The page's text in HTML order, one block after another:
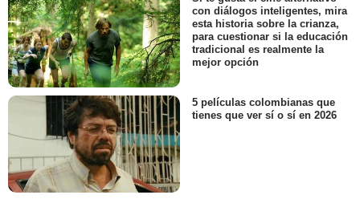
con diálogos inteligentes, mira
esta historia sobre la crianza,
para cuestionar si la educación
tradicional es realmente la
mejor opción
5 películas colombianas que
tienes que ver sí o sí en 2026